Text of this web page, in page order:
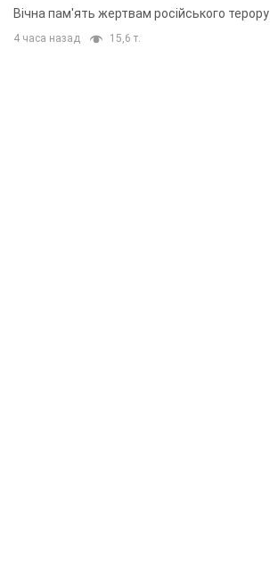
Вічна пам'ять жертвам російського терору
4 часа назад 15,6 т.